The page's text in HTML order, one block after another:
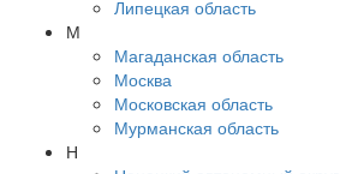
Липецкая область
М
Магаданская область
Москва
Московская область
Мурманская область
Н